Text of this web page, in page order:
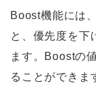
Boost機能には
と、優先度を下
ます。Boostの
ることができま